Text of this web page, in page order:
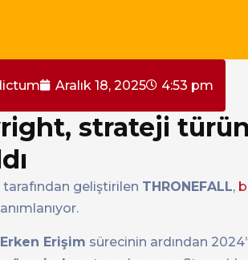
Aralık 18, 2025 4:53 pm
strateji
geliştirilen THRONEFALL,
Erken Erişim sürecinin ardından